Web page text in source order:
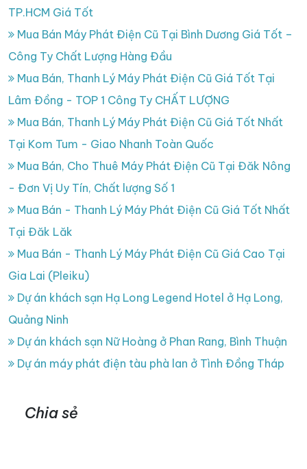
TP.HCM Giá Tốt
Mua Bán Máy Phát Điện Cũ Tại Bình Dương Giá Tốt –
Công Ty Chất Lượng Hàng Đầu
Mua Bán, Thanh Lý Máy Phát Điện Cũ Giá Tốt Tại
Lâm Đồng - TOP 1 Công Ty CHẤT LƯỢNG
Mua Bán, Thanh Lý Máy Phát Điện Cũ Giá Tốt Nhất
Tại Kom Tum - Giao Nhanh Toàn Quốc
Mua Bán, Cho Thuê Máy Phát Điện Cũ Tại Đăk Nông
- Đơn Vị Uy Tín, Chất lượng Số 1
Mua Bán - Thanh Lý Máy Phát Điện Cũ Giá Tốt Nhất
Tại Đăk Lăk
Mua Bán - Thanh Lý Máy Phát Điện Cũ Giá Cao Tại
Gia Lai (Pleiku)
Dự án khách sạn Hạ Long Legend Hotel ở Hạ Long,
Quảng Ninh
Dự án khách sạn Nữ Hoàng ở Phan Rang, Bình Thuận
Dự án máy phát điện tàu phà lan ở Tình Đồng Tháp
Chia sẻ